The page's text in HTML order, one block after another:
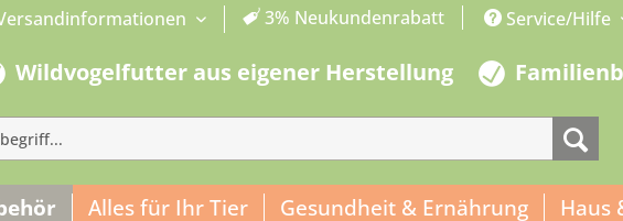
3% Neukundenrabatt Service/Hilfe
Wildvogelfutter aus eigener Herstellung
Alles für Ihr Tier Gesundheit & Ernährung Haus